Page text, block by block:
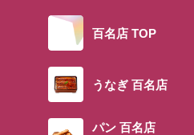
百名店 TOP
うなぎ 百名店
パン 百名店